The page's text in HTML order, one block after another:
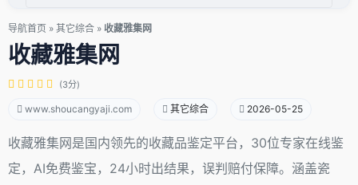
导航首页 » 其它综合 » 收藏雅集网
收藏雅集网
(3分)
www.shoucangyaji.com 其它综合 2026-05-25
收藏雅集网是国内领先的收藏品鉴定平台，30位专家在线鉴
定，AI免费鉴宝，24小时出结果，误判赔付保障。涵盖瓷